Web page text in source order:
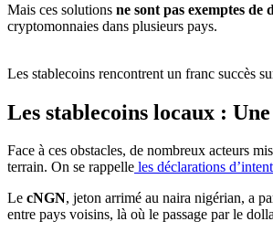
Mais ces solutions ne sont pas exemptes de
cryptomonnaies dans plusieurs pays.
Les stablecoins rencontrent un franc succès
Les stablecoins locaux :
Face à ces obstacles, de nombreux acteurs
terrain. On se rappelle les déclarations
Le cNGN, jeton arrimé au naira nigérian, a
entre pays voisins, là où le passage par le